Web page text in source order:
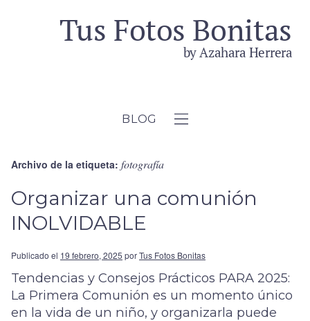
BLOG
Archivo de la etiqueta: fotografía
Organizar una comunión
INOLVIDABLE
Publicado el 19 febrero, 2025 porTus Fotos Bonitas
Tendencias y Consejos Prácticos PARA 2025:
La Primera Comunión es un momento único
en la vida de un niño, y organizarla puede